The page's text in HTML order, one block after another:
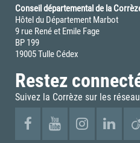
Conseil départemental de la
Hôtel du Département Marbot
9 rue René et Emile Fage
BP 199
19005 Tulle Cédex
Restez
Suivez la Corrèze sur les